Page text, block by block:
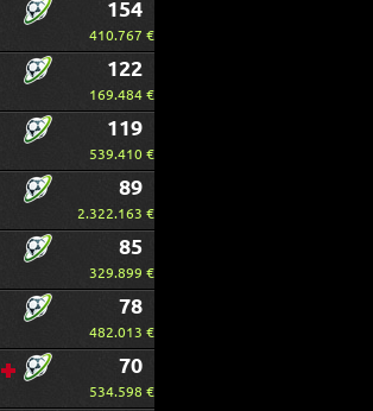
154
410.767 €
122
169.484 €
119
539.410 €
89
2.322.163 €
85
329.899 €
78
482.013 €
70
534.598 €